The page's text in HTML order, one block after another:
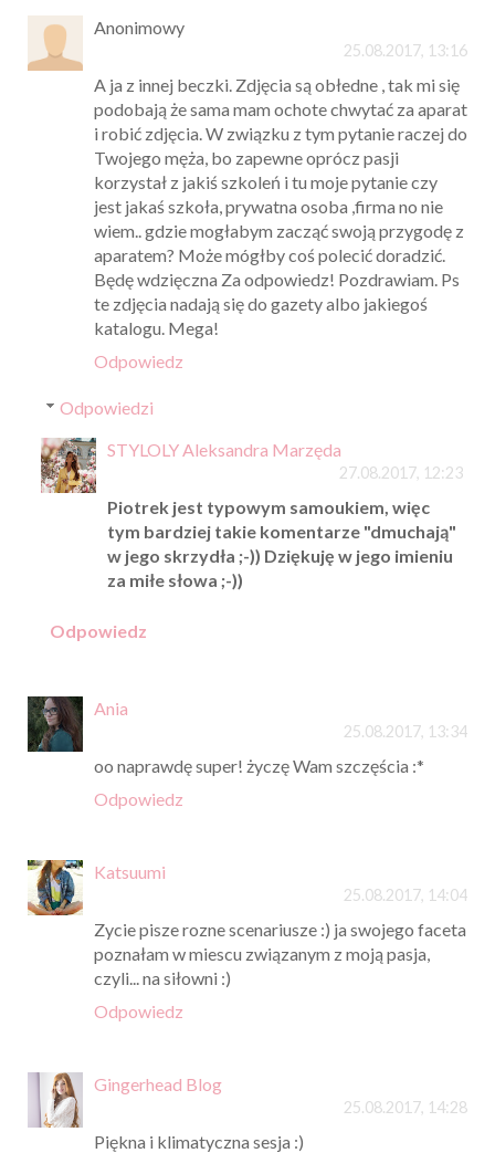
Anonimowy
25.08.2017, 13:16
A ja z innej beczki. Zdjęcia są obłedne , tak mi się
podobają że sama mam ochote chwytać za aparat
i robić zdjęcia. W związku z tym pytanie raczej do
Twojego męża, bo zapewne oprócz pasji
korzystał z jakiś szkoleń i tu moje pytanie czy
jest jakaś szkoła, prywatna osoba ,firma no nie
wiem.. gdzie mogłabym zacząć swoją przygodę z
aparatem? Może mógłby coś polecić doradzić.
Będę wdzięczna Za odpowiedz! Pozdrawiam. Ps
te zdjęcia nadają się do gazety albo jakiegoś
katalogu. Mega!
Odpowiedz
Odpowiedzi
STYLOLY Aleksandra Marzęda
27.08.2017, 12:23
Piotrek jest typowym samoukiem, więc
tym bardziej takie komentarze "dmuchają"
w jego skrzydła ;-)) Dziękuję w jego imieniu
za miłe słowa ;-))
Odpowiedz
Ania
25.08.2017, 13:34
oo naprawdę super! życzę Wam szczęścia :*
Odpowiedz
Katsuumi
25.08.2017, 14:04
Zycie pisze rozne scenariusze :) ja swojego faceta
poznałam w miescu związanym z moją pasja,
czyli... na siłowni :)
Odpowiedz
Gingerhead Blog
25.08.2017, 14:28
Piękna i klimatyczna sesja :)